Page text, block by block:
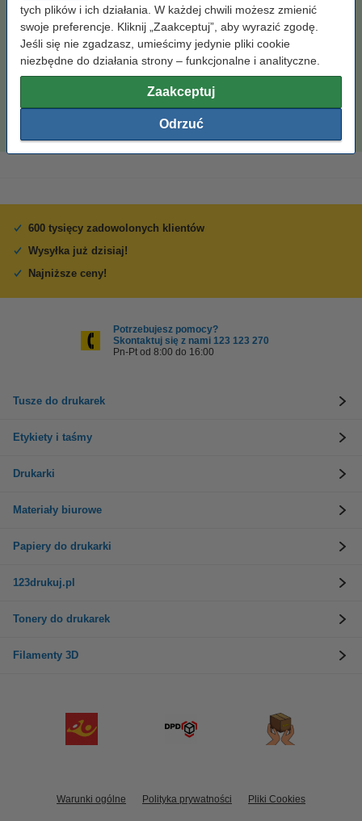
tych plików i ich działania. W każdej chwili możesz zmienić
swoje preferencje. Kliknij „Zaakceptuj”, aby wyrazić zgodę.
Jeśli się nie zgadzasz, umieścimy jedynie pliki cookie
niezbędne do działania strony – funkcjonalne i analityczne.
Zaakceptuj
Odrzuć
39,00 zł Zamawiam
Wskazówka: zamów papier
Papier ksero A4 80 g/m2 (2500 szt.), 123drukuj
600 tysięcy zadowolonych klientów
Wysyłka już dzisiaj!
Najniższe ceny!
Potrzebujesz pomocy?
Skontaktuj się z nami 123 123 270
Pn-Pt od 8:00 do 16:00
Tusze do drukarek
Etykiety i taśmy
Drukarki
Materiały biurowe
Papiery do drukarki
123drukuj.pl
Tonery do drukarek
Filamenty 3D
Warunki ogólne Polityka prywatności Pliki Cookies